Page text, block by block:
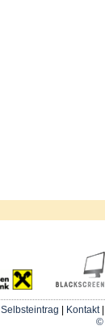
Selbsteintrag Kontakt
©